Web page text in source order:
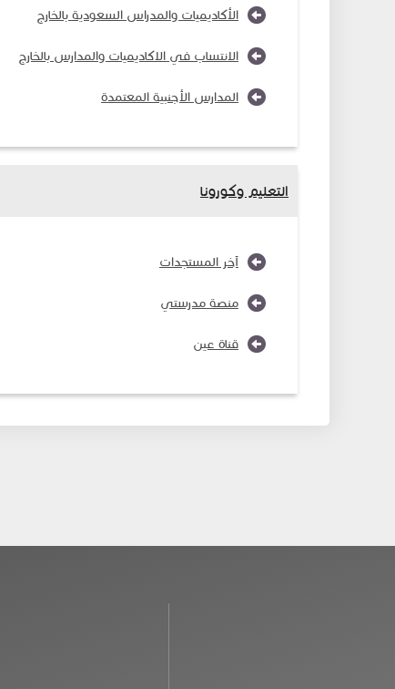
الأكاديميات والمدراس السعودية بالخارج
الانتساب في الاكاديميات والمدارس بالخارج
المدارس الأجنبية المعتمدة
التعليم وكورونا
آخر المستجدات
منصة مدرستي
قناة عين